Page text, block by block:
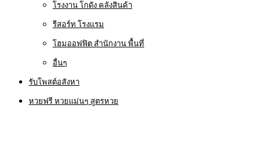
โรงงาน โกดัง คลังสินค้า
รีสอร์ท โรงแรม
โฮมออฟฟิต สำนักงาน พื้นที่
อื่นๆ
รับโพสต์อสังหา
หวยฟรี หวยแม่นๆ สูตรหวย